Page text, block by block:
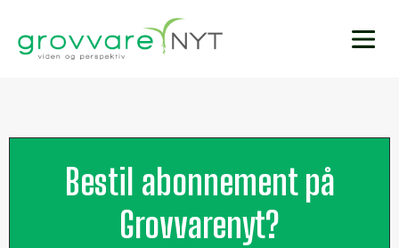
Bestil abonnement på
Grovvarenyt?